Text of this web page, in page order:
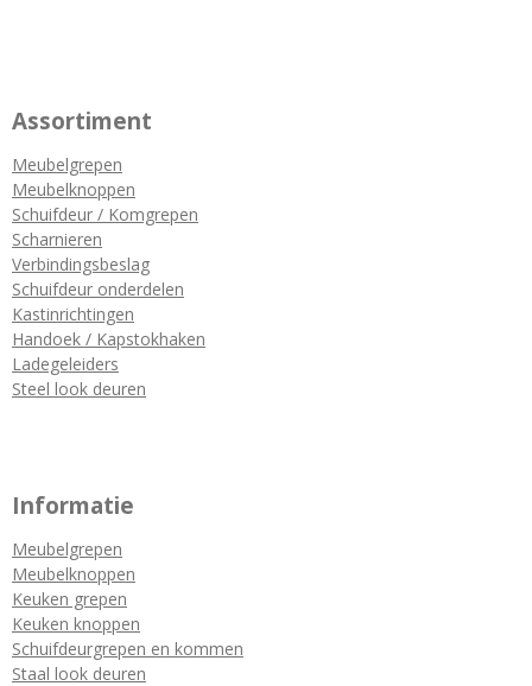
Assortiment
Meubelgrepen
Meubelknoppen
Schuifdeur / Komgrepen
Scharnieren
Verbindingsbeslag
Schuifdeur onderdelen
Kastinrichtingen
Handoek / Kapstokhaken
Ladegeleiders
Steel look deuren
Informatie
Meubelgrepen
Meubelknoppen
Keuken grepen
Keuken knoppen
Schuifdeurgrepen en kommen
Staal look deuren